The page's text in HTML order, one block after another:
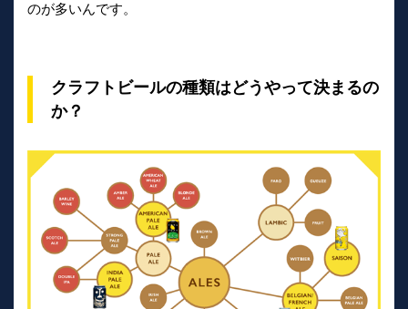
のが多いんです。
クラフトビールの種類はどうやって決まるの
か？